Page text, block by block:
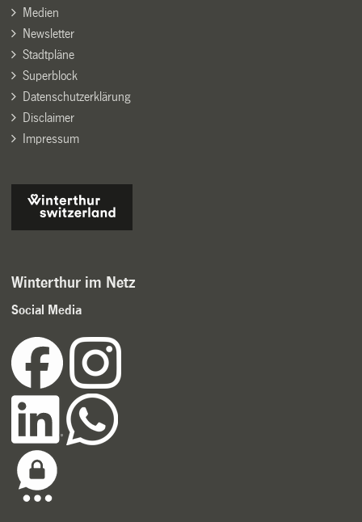
Medien
Newsletter
Stadtpläne
Superblock
Datenschutzerklärung
Disclaimer
Impressum
Winterthur im Netz
Social Media